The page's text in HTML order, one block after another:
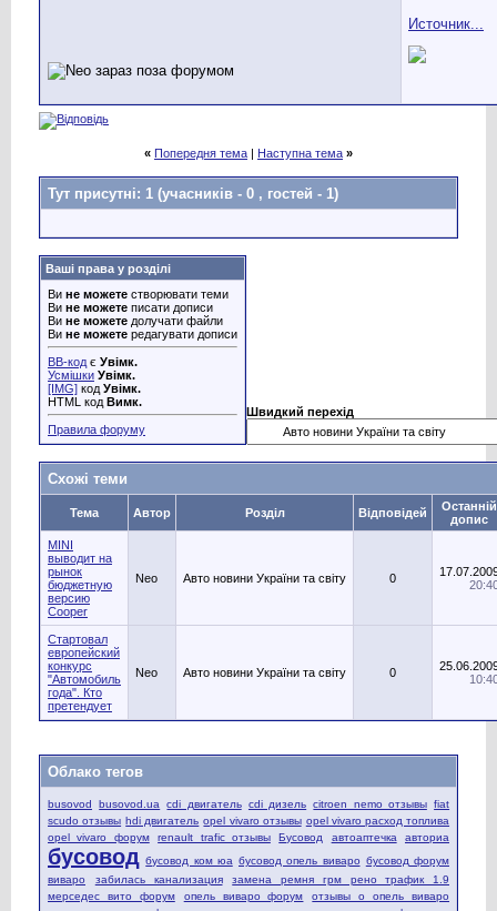
Источник...
« Попередня тема | Наступна тема »
Тут присутні: 1 (учасників - 0 , гостей - 1)
Ваші права у розділі
Ви не можете створювати теми
Ви не можете писати дописи
Ви не можете долучати файли
Ви не можете редагувати дописи
BB-код є Увімк.
Усмішки Увімк.
[IMG] код Увімк.
HTML код Вимк.
Правила форуму
Швидкий перехід
Схожі теми
Тема Автор Розділ Відповідей
Останній
допис
MINI
выводит на
рынок
бюджетную
версию
Cooper
Neo Авто новини України та світу 0
Стартовал
европейский
конкурс
"Автомобиль
года". Кто
претендует
Neo Авто новини України та світу 0
Облако тегов
busovod busovod.ua cdi двигатель cdi дизель citroen nemo отзывы fiat
scudo отзывы hdi двигатель opel vivaro отзывы opel vivaro расход топлива
opel vivaro форум
renault trafic отзывы Бусовод автоаптечка авториа
бусовод бусовод ком юа бусовод опель виваро бусовод форум
виваро
забилась канализация
замена ремня грм рено трафик 1.9
мерседес вито форум
опель виваро форум
отзывы о опель виваро